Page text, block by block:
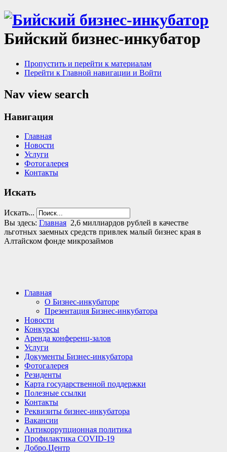
Бийский бизнес-инкубатор
Пропустить и перейти к материалам
Перейти к Главной навигации и Войти
Nav view search
Навигация
Главная
Новости
Услуги
Фотогалерея
Контакты
Искать
Искать...
Вы здесь: Главная 2,6 миллиардов рублей в качестве
льготных заемных средств привлек малый бизнес края в
Алтайском фонде микрозаймов
Главная
О Бизнес-инкубаторе
Презентация Бизнес-инкубатора
Новости
Конкурсы
Аренда конференц-залов
Услуги
Документы Бизнес-инкубатора
Фотогалерея
Резиденты
Карта государственной поддержки
Полезные ссылки
Контакты
Реквизиты бизнес-инкубатора
Вакансии
Антикоррупционная политика
Профилактика COVID-19
Добро.Центр